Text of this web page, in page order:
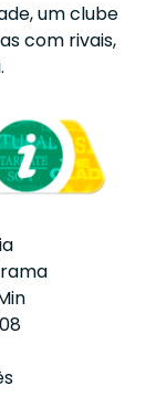
um clube
com rivais,